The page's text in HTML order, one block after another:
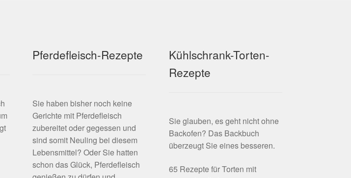
Pferdefleisch-Rezepte
Sie haben bisher noch keine
Gerichte mit Pferdefleisch
zubereitet oder gegessen und
sind somit Neuling bei diesem
Lebensmittel? Oder Sie hatten
schon das Glück, Pferdefleisch
Kühlschrank-Torten-
Rezepte
Sie glauben, es geht nicht ohne
Backofen? Das Backbuch
überzeugt Sie eines besseren.
65 Rezepte für Torten mit